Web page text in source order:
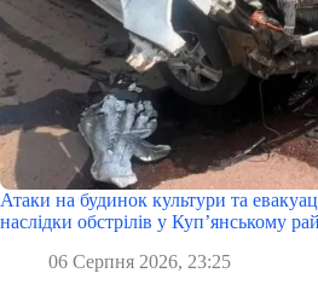
Атаки на будинок культури та
наслідки обстрілів у Куп’янському
06 Серпня 2026, 23:25